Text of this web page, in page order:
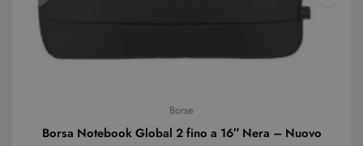
Borse
Borsa Notebook Global 2 fino a 16″ Nera – Nuovo